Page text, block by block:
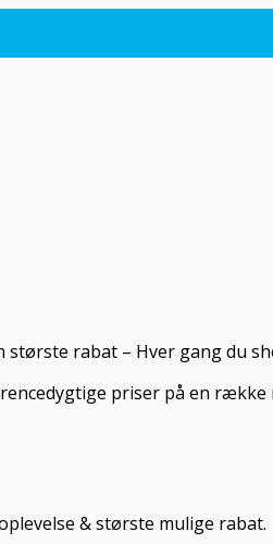
største rabat – Hver gang du
priser på en
& største mulige rabat.